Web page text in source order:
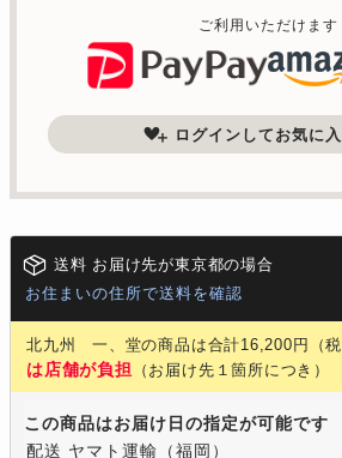
ご利用いただけます
ログインしてお気に
送料 お届け先が東京都の場合
お住まいの住所で送料を確認
北九州 一、堂の商品は合計16,200円（
は店舗が負担
（お届け先１箇所につき）
この商品はお届け日の指定が可能です
配送 ヤマト運輸（福岡）